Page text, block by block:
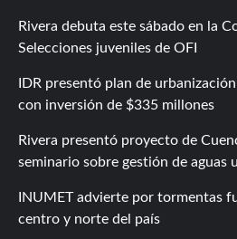
Rivera debuta este sábado en la
Selecciones juveniles de OFI
IDR presentó plan de
con inversión de $335 millones
Rivera presentó proyecto de
seminario sobre gestión de aguas
INUMET advierte por tormentas
centro y norte del país